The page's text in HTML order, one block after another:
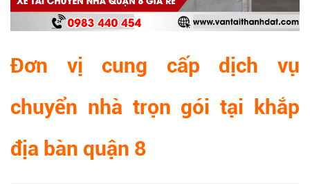
Đơn vị cung cấp dịch vụ
chuyển nhà trọn gói tại khắp
địa bàn quận 8